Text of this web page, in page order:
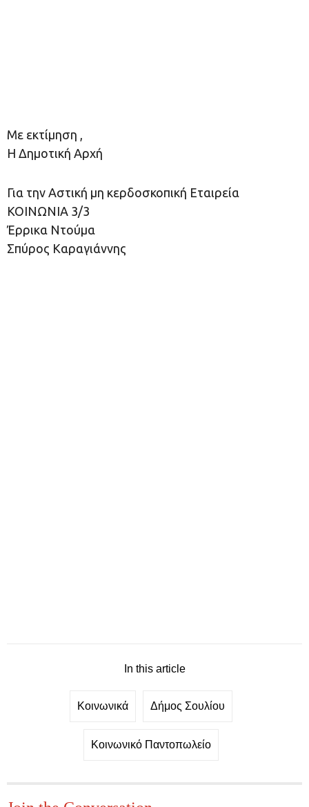
Με εκτίμηση ,
Η Δημοτική Αρχή
Για την Αστική μη κερδοσκοπική Εταιρεία
ΚΟΙΝΩΝΙΑ 3/3
Έρρικα Ντούμα
Σπύρος Καραγιάννης
In this article
Κοινωνικά Δήμος Σουλίου
Κοινωνικό Παντοπωλείο